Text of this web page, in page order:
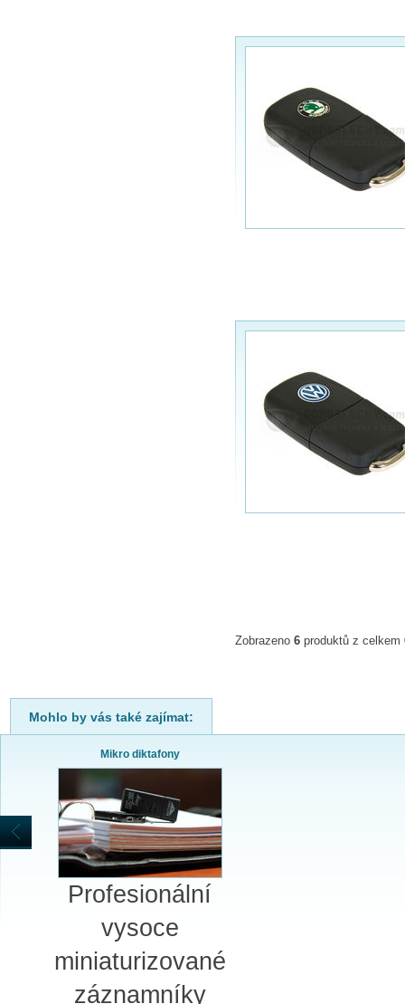
Zobrazeno 6 produktů z celkem
Mohlo by vás také zajímat:
Mikro diktafony
Profesionální
vysoce
miniaturizované
záznamníky